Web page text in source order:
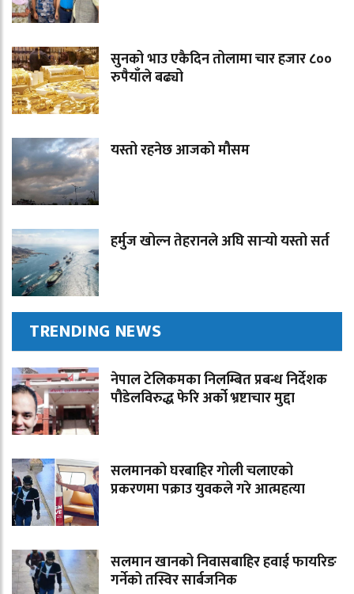
सुनको भाउ एकैदिन तोलामा चार हजार ८००
रुपैयाँले बढ्यो
यस्तो रहनेछ आजको मौसम
हर्मुज खोल्न तेहरानले अघि सार्‍यो यस्तो सर्त
TRENDING NEWS
नेपाल टेलिकमका निलम्बित प्रबन्ध निर्देशक
पौडेलविरुद्ध फेरि अर्को भ्रष्टाचार मुद्दा
सलमानको घरबाहिर गोली चलाएको
प्रकरणमा पक्राउ युवकले गरे आत्महत्या
सलमान खानको निवासबाहिर हवाई फायरिङ
गर्नेको तस्विर सार्बजनिक